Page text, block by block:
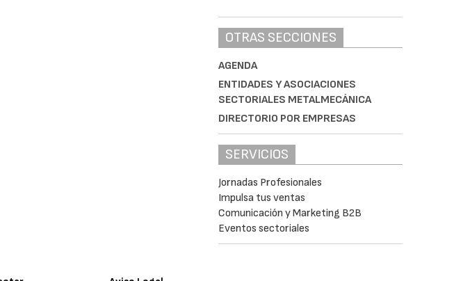
OTRAS SECCIONES
AGENDA
ENTIDADES Y ASOCIACIONES
SECTORIALES METALMECÁNICA
DIRECTORIO POR EMPRESAS
SERVICIOS
Jornadas Profesionales
Impulsa tus ventas
Comunicación y Marketing B2B
Eventos sectoriales